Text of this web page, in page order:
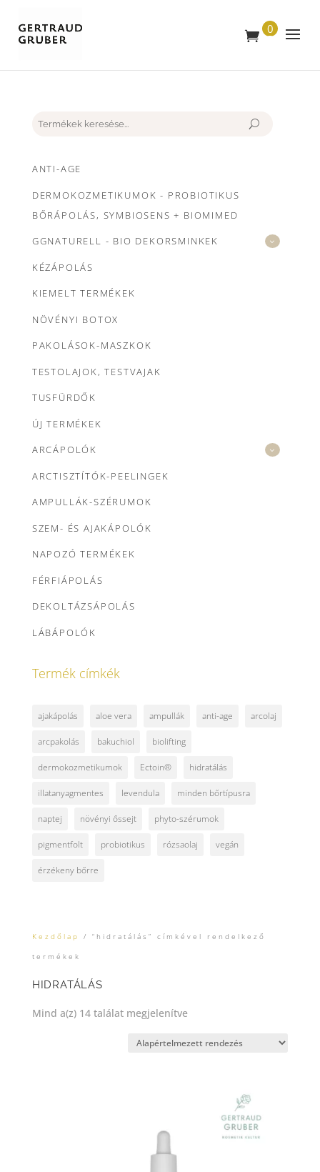
0
T
M
Kezdőlap
/ “hidratálás” címkével rendelkező
termékek
HIDRATÁLÁS
Mind a(z) 14 találat megjelenítve
Keresés
ANTI-AGE
DERMOKOZMETIKUMOK - PROBIOTIKUS
BŐRÁPOLÁS, SYMBIOSENS + BIOMIMED
GGNATURELL - BIO DEKORSMINKEK
KÉZÁPOLÁS
KIEMELT TERMÉKEK
NÖVÉNYI BOTOX
PAKOLÁSOK-MASZKOK
TESTOLAJOK, TESTVAJAK
TUSFÜRDŐK
ÚJ TERMÉKEK
ARCÁPOLÓK
ARCTISZTÍTÓK-PEELINGEK
AMPULLÁK-SZÉRUMOK
SZEM- ÉS AJAKÁPOLÓK
NAPOZÓ TERMÉKEK
FÉRFIÁPOLÁS
DEKOLTÁZSÁPOLÁS
LÁBÁPOLÓK
Termék címkék
ajakápolás aloe vera ampullák anti-age arcolaj
arcpakolás bakuchiol biolifting
dermokozmetikumok Ectoin® hidratálás
illatanyagmentes levendula minden bőrtípusra
naptej növényi őssejt phyto-szérumok
pigmentfolt probiotikus rózsaolaj vegán
érzékeny bőrre